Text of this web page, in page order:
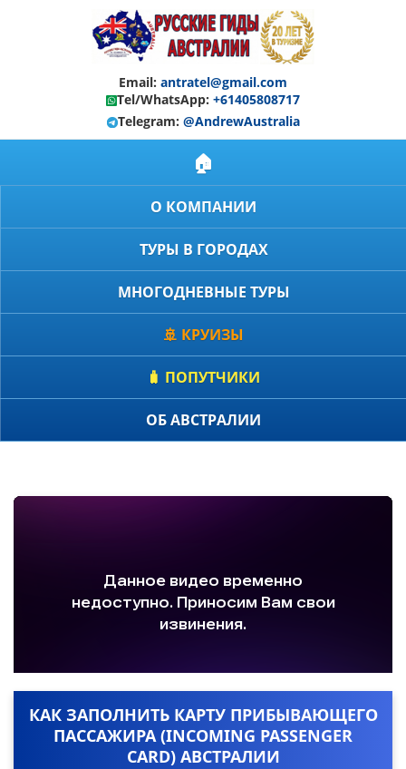
Email: antratel@gmail.com
Tel/WhatsApp: +61405808717
Telegram: @AndrewAustralia
🏠
О КОМПАНИИ
ТУРЫ В ГОРОДАХ
МНОГОДНЕВНЫЕ ТУРЫ
🚢 КРУИЗЫ
🧳 ПОПУТЧИКИ
ОБ АВСТРАЛИИ
КАК ЗАПОЛНИТЬ КАРТУ ПРИБЫВАЮЩЕГО
ПАССАЖИРА (INCOMING PASSENGER
CARD) АВСТРАЛИИ